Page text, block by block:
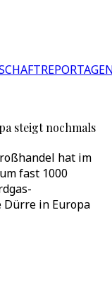
steigt nochmals
hat im
fast 1000
in Europa